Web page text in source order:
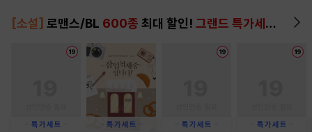
[소설] 로맨스/BL 600종 최대 할인! 그랜드 특가세트